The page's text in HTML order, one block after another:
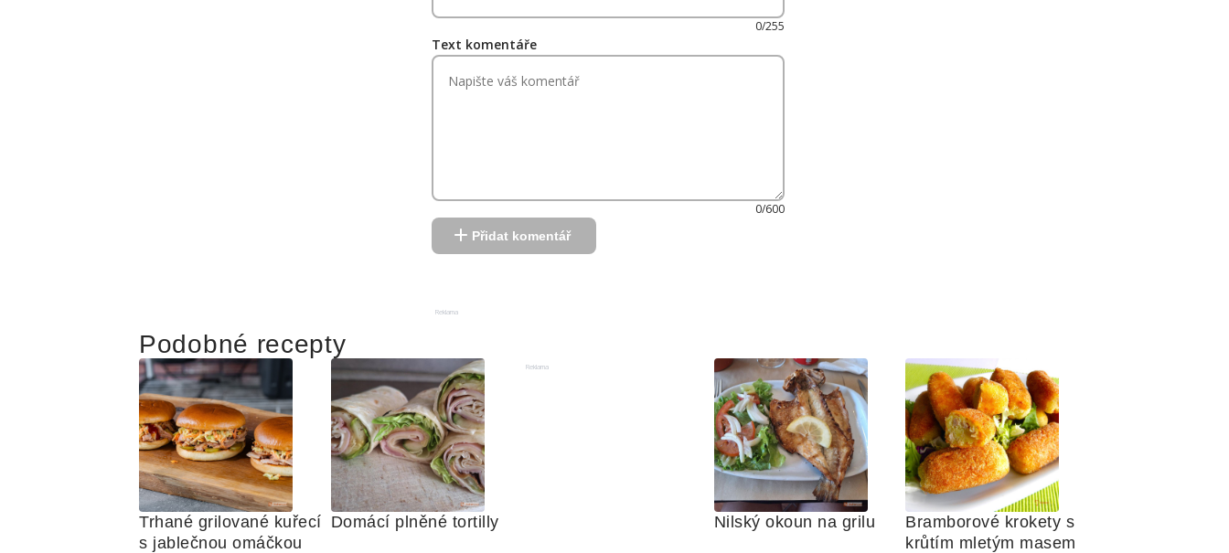
0/255
Text komentáře
0/600
Přidat komentář
Reklama
Podobné recepty
Trhané grilované kuřecí
s jablečnou omáčkou
Domácí plněné tortilly
Reklama
Nilský okoun na grilu
Bramborové krokety s
krůtím mletým masem